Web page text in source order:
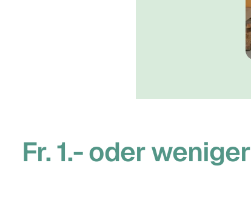
Fr. 1.- oder weniger